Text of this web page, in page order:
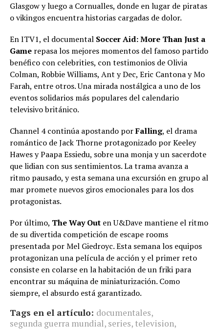
Glasgow y luego a Cornualles, donde en lugar de piratas
o vikingos encuentra historias cargadas de dolor.
En ITV1, el documental Soccer Aid: More Than Just a
Game repasa los mejores momentos del famoso partido
benéfico con celebrities, con testimonios de Olivia
Colman, Robbie Williams, Ant y Dec, Eric Cantona y Mo
Farah, entre otros. Una mirada nostálgica a uno de los
eventos solidarios más populares del calendario
televisivo británico.
Channel 4 continúa apostando porFalling, el drama
romántico de Jack Thorne protagonizado por Keeley
Hawes y Paapa Essiedu, sobre una monja y un sacerdote
que lidian con sus sentimientos. La trama avanza a
ritmo pausado, y esta semana una excursión en grupo al
mar promete nuevos giros emocionales para los dos
protagonistas.
Por último, The Way Out en U&Dave mantiene el ritmo
de su divertida competición de escape rooms
presentada por Mel Giedroyc. Esta semana los equipos
protagonizan una película de acción y el primer reto
consiste en colarse en la habitación de un friki para
encontrar su máquina de miniaturización. Como
siempre, el absurdo está garantizado.
Tags en el artículo: documentales,
segunda guerra mundial, series, television,